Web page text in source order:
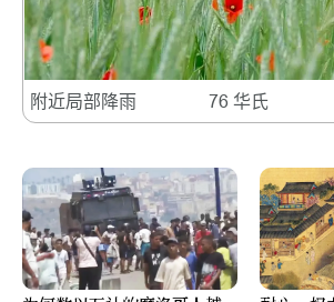
附近局部降雨 76 华氏